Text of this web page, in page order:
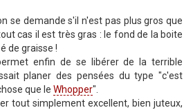
se demande s'il n'est pas plus gros que
cas il est très gras : le fond de la boite
de graisse !
enfin de se libérer de la terrible
planer des pensées du type "c'est
que le Whopper".
tout simplement excellent, bien juteux,